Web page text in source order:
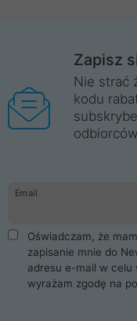
Zapisz
Nie strać
kodu
Email
Oświadczam, że
zapisanie mnie do
adresu e-mail w celu
wyrażam zgodę na